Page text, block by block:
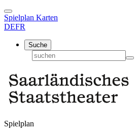
Spielplan Karten
DEFR
Suche
Spielplan